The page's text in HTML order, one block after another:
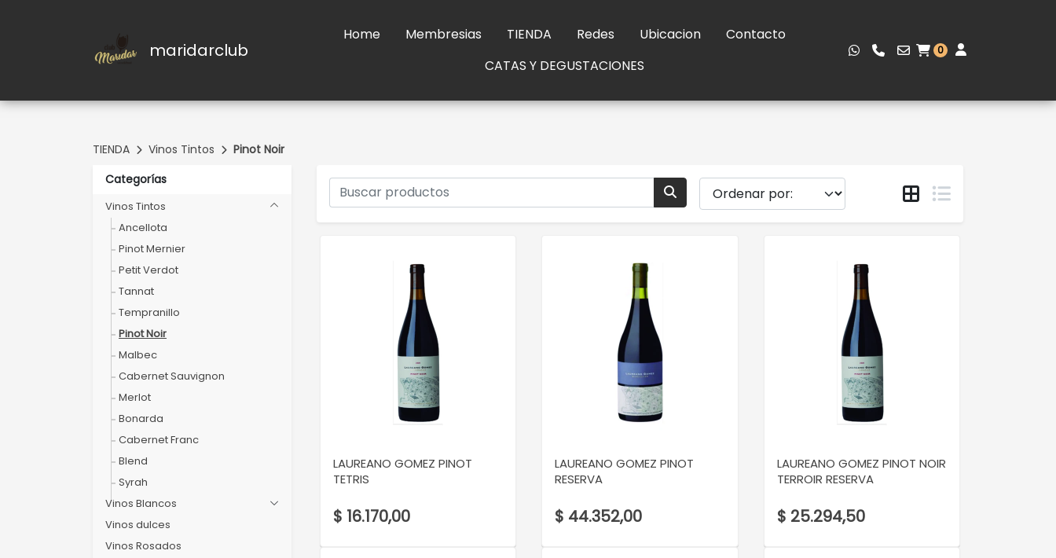
maridarclub
Home Membresias TIENDA Redes Ubicacion
Contacto
CATAS Y DEGUSTACIONES
0
TIENDA Vinos Tintos
Pinot Noir
Categorías
Vinos Tintos
Ancellota
Pinot Mernier
Petit Verdot
Tannat
Tempranillo
Pinot Noir
Malbec
Cabernet Sauvignon
Merlot
Bonarda
Cabernet Franc
Blend
Syrah
Vinos Blancos
Vinos dulces
Vinos Rosados
LAUREANO GOMEZ PINOT
TETRIS
$ 16.170,00
VER DETALLE
LAUREANO GOMEZ PINOT
RESERVA
$ 44.352,00
VER DETALLE
LAUREANO GOMEZ PINOT NOIR
TERROIR RESERVA
$ 25.294,50
VER DETALLE